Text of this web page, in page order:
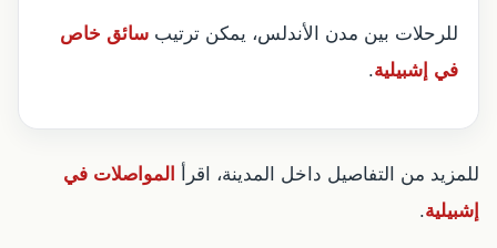
للرحلات بين مدن الأندلس، يمكن ترتيب سائق خاص
في إشبيلية.
للمزيد من التفاصيل داخل المدينة، اقرأ
المواصلات في
إشبيلية.